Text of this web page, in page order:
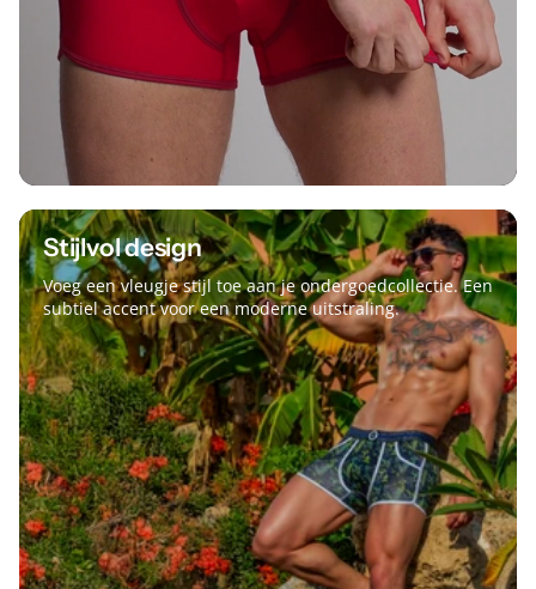
Stijlvol design
Voeg een vleugje stijl toe aan je ondergoedcollectie. Een
subtiel accent voor een moderne uitstraling.